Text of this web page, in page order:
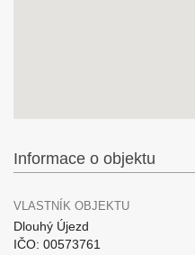
Informace o objektu
VLASTNÍK OBJEKTU
Dlouhý Újezd
IČO: 00573761